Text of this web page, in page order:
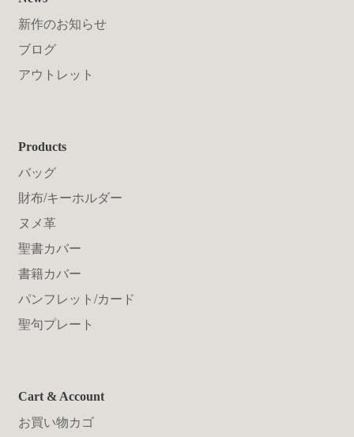
新作のお知らせ
ブログ
アウトレット
Products
バッグ
財布/キーホルダー
ヌメ革
聖書カバー
書籍カバー
パンフレット/カード
聖句プレート
Cart & Account
お買い物カゴ